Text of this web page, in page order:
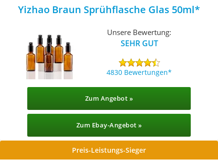
Yizhao Braun Sprühflasche Glas 50ml
Unsere Bewertung:
SEHR GUT
4830 Bewertungen
Zum Angebot »
Zum Ebay-Angebot »
Preis-Leistungs-Sieger